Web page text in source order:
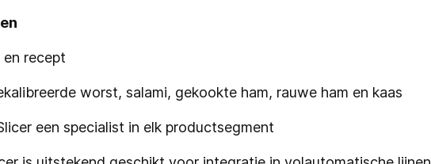
en recept
worst, salami, gekookte ham, rauwe ham en kaas
een specialist in elk productsegment